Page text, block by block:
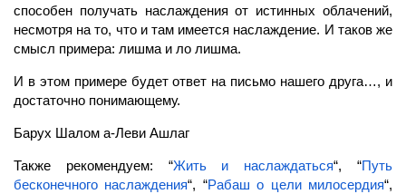
способен получать наслаждения от истинных облачений,
несмотря на то, что и там имеется наслаждение. И таков же
смысл примера: лишма и ло лишма.
И в этом примере будет ответ на письмо нашего друга…, и
достаточно понимающему.
Барух Шалом а-Леви Ашлаг
Также рекомендуем: “Жить и наслаждаться“, “Путь
бесконечного наслаждения“, “Рабаш о цели милосердия“,